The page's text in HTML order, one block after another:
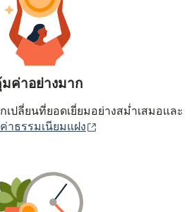
ค่าอย่างมาก
เปลี่ยนที่ยอดเยี่ยมอย่างสม่ำเสมอและ
าธรรมเนียมแฝง